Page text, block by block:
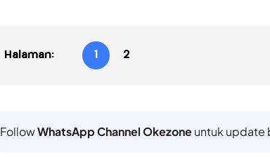
Halaman: 1 2
FollowWhatsApp Channel Okezoneuntuk update